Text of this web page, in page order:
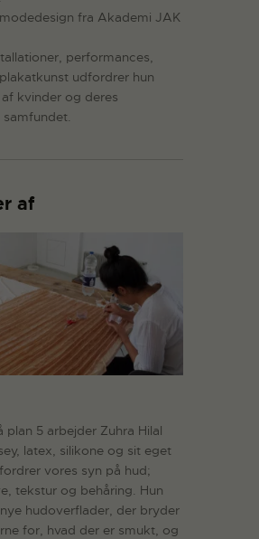
fra Akademi JAK
performances,
udfordrer hun
kvinder og deres
samfundet.
af
plan 5 arbejder Zuhra Hilal
latex, silikone og sit eget
vores syn på hud;
tekstur og behåring. Hun
hudoverflader, der bryder
for, hvad der er smukt, og